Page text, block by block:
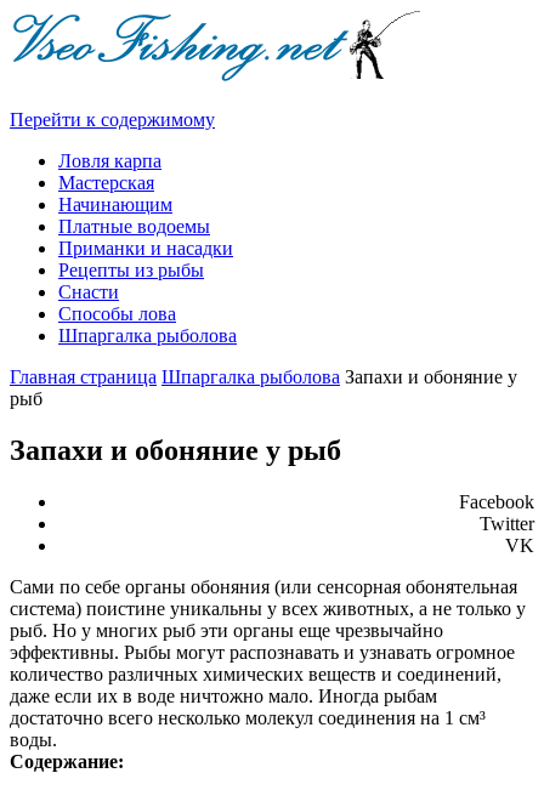
Перейти к содержимому
Ловля карпа
Мастерская
Начинающим
Платные водоемы
Приманки и насадки
Рецепты из рыбы
Снасти
Способы лова
Шпаргалка рыболова
Главная страница Шпаргалка рыболова Запахи и обоняние у
рыб
Запахи и обоняние у рыб
Facebook
Twitter
VK
Сами по себе органы обоняния (или сенсорная обонятельная
система) поистине уникальны у всех животных, а не только у
рыб. Но у многих рыб эти органы еще чрезвычайно
эффективны. Рыбы могут распознавать и узнавать огромное
количество различных химических веществ и соединений,
даже если их в воде ничтожно мало. Иногда рыбам
достаточно всего несколько молекул соединения на 1 см³
воды.
Содержание: